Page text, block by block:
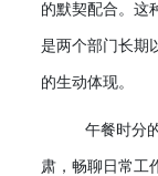
的默契配合。这
是两个部门长期
的生动体现。
午餐时分
肃，畅聊日常工